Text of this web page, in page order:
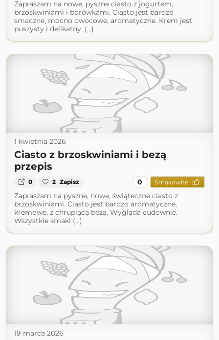
Zapraszam na nowe, pyszne ciasto z jogurtem,
brzoskwiniami i borówkami. Ciasto jest bardzo
smaczne, mocno owocowe, aromatyczne. Krem jest
puszysty i delikatny. (...)
1 kwietnia 2026
Ciasto z brzoskwiniami i bezą
przepis
0 2 Zapisz 0 Smakowite
Zapraszam na pyszne, nowe, świąteczne ciasto z
brzoskwiniami. Ciasto jest bardzo aromatyczne,
kremowe, z chrupiącą bezą. Wygląda cudownie.
Wszystkie smaki (...)
19 marca 2026